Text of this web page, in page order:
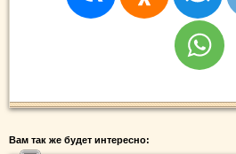
Вам так же будет интересно: